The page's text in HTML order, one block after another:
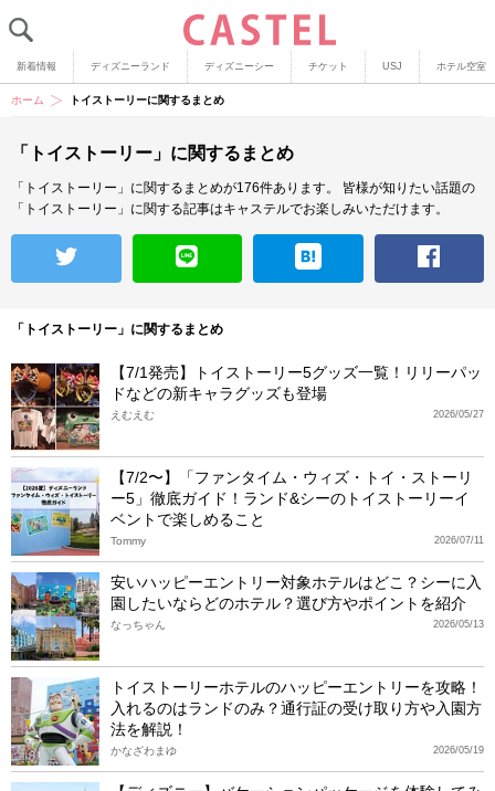
新着情報 ディズニーランド ディズニーシー チケット USJ ホテル空室
ホーム トイストーリーに関するまとめ
「トイストーリー」に関するまとめ
「トイストーリー」に関するまとめが176件あります。
皆様が知りたい話題の
「トイストーリー」に関する記事はキャステルでお楽しみいただけます。
「トイストーリー」に関するまとめ
【7/1発売】トイストーリー5グッズ一覧！リリーパッ
ドなどの新キャラグッズも登場
2026/05/27
えむえむ
【7/2〜】「ファンタイム・ウィズ・トイ・ストーリ
ー5」徹底ガイド！ランド&シーのトイストーリーイ
ベントで楽しめること
2026/07/11
Tommy
安いハッピーエントリー対象ホテルはどこ？シーに入
園したいならどのホテル？選び方やポイントを紹介
2026/05/13
なっちゃん
トイストーリーホテルのハッピーエントリーを攻略！
入れるのはランドのみ？通行証の受け取り方や入園方
法を解説！
2026/05/19
かなざわまゆ